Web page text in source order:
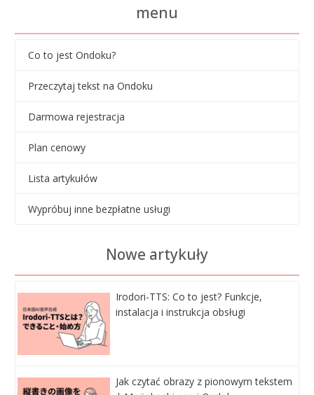
menu
Co to jest Ondoku?
Przeczytaj tekst na Ondoku
Darmowa rejestracja
Plan cenowy
Lista artykułów
Wypróbuj inne bezpłatne usługi
Nowe artykuły
Irodori-TTS: Co to jest? Funkcje,
instalacja i instrukcja obsługi
Jak czytać obrazy z pionowym tekstem